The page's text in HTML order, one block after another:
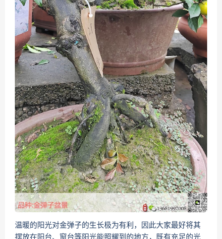
温暖的阳光对金弹子的生长极为有利，因此大家最好将其
摆放在阳台、窗台等阳光能照耀到的地方，既有充足的光